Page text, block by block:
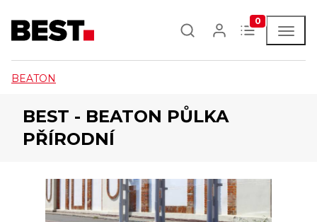
0
BEATON
BEST - BEATON PŮLKA
PŘÍRODNÍ